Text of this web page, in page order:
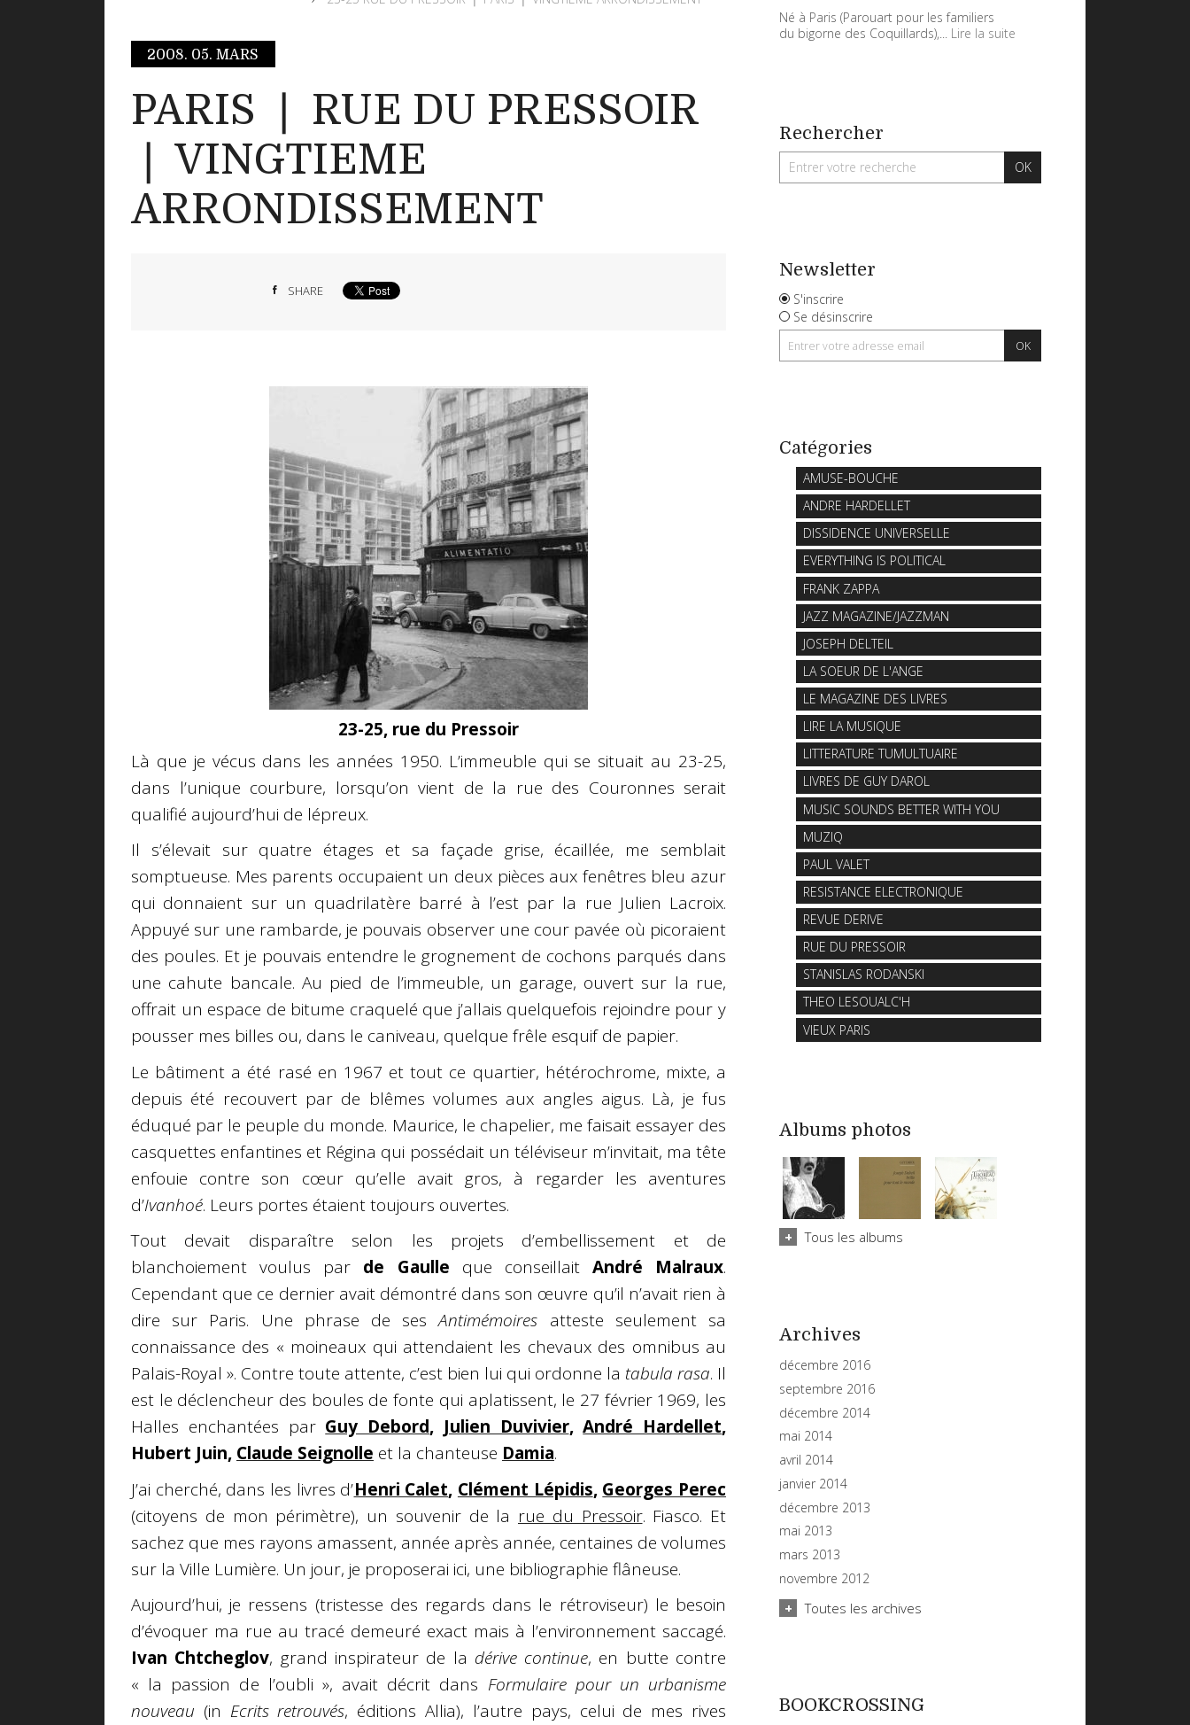
2008. 05. MARS
PARIS ❘ RUE DU PRESSOIR
❘ VINGTIEME
ARRONDISSEMENT
SHARE
23-25, rue du Pressoir
Là que je vécus dans les années 1950. L’immeuble qui se situait au 23-25,
dans l’unique courbure, lorsqu’on vient de la rue des Couronnes serait
qualifié aujourd’hui de lépreux.
Il s’élevait sur quatre étages et sa façade grise, écaillée, me semblait
somptueuse. Mes parents occupaient un deux pièces aux fenêtres bleu azur
qui donnaient sur un quadrilatère barré à l’est par la rue Julien Lacroix.
Appuyé sur une rambarde, je pouvais observer une cour pavée où picoraient
des poules. Et je pouvais entendre le grognement de cochons parqués dans
une cahute bancale. Au pied de l’immeuble, un garage, ouvert sur la rue,
offrait un espace de bitume craquelé que j’allais quelquefois rejoindre pour y
pousser mes billes ou, dans le caniveau, quelque frêle esquif de papier.
Le bâtiment a été rasé en 1967 et tout ce quartier, hétérochrome, mixte, a
depuis été recouvert par de blêmes volumes aux angles aigus. Là, je fus
éduqué par le peuple du monde. Maurice, le chapelier, me faisait essayer des
casquettes enfantines et Régina qui possédait un téléviseur m’invitait, ma tête
enfouie contre son cœur qu’elle avait gros, à regarder les aventures
d’Ivanhoé. Leurs portes étaient toujours ouvertes.
Tout devait disparaître selon les projets d’embellissement et de
blanchoiement voulus par de Gaulle que conseillait André Malraux.
Cependant que ce dernier avait démontré dans son œuvre qu’il n’avait rien à
dire sur Paris. Une phrase de ses Antimémoires atteste seulement sa
connaissance des « moineaux qui attendaient les chevaux des omnibus au
Palais-Royal ». Contre toute attente, c’est bien lui qui ordonne la tabula rasa. Il
est le déclencheur des boules de fonte qui aplatissent, le 27 février 1969, les
Halles enchantées par Guy Debord, Julien Duvivier, André Hardellet,
Hubert Juin, Claude Seignolle et la chanteuse Damia.
J’ai cherché, dans les livres d’Henri Calet, Clément Lépidis, Georges Perec
(citoyens de mon périmètre), un souvenir de la rue du Pressoir. Fiasco. Et
sachez que mes rayons amassent, année après année, centaines de volumes
sur la Ville Lumière. Un jour, je proposerai ici, une bibliographie flâneuse.
Aujourd’hui, je ressens (tristesse des regards dans le rétroviseur) le besoin
d’évoquer ma rue au tracé demeuré exact mais à l’environnement saccagé.
Ivan Chtcheglov, grand inspirateur de la dérive continue, en butte contre
« la passion de l’oubli », avait décrit dans Formulaire pour un urbanisme
nouveau (in Ecrits retrouvés, éditions Allia), l’autre pays, celui de mes rives
Né à Paris (Parouart pour les familiers
du bigorne des Coquillards),... Lire la suite
Rechercher
Newsletter
S'inscrire
Se désinscrire
Catégories
AMUSE-BOUCHE
ANDRE HARDELLET
DISSIDENCE UNIVERSELLE
EVERYTHING IS POLITICAL
FRANK ZAPPA
JAZZ MAGAZINE/JAZZMAN
JOSEPH DELTEIL
LA SOEUR DE L'ANGE
LE MAGAZINE DES LIVRES
LIRE LA MUSIQUE
LITTERATURE TUMULTUAIRE
LIVRES DE GUY DAROL
MUSIC SOUNDS BETTER WITH YOU
MUZIQ
PAUL VALET
RESISTANCE ELECTRONIQUE
REVUE DERIVE
RUE DU PRESSOIR
STANISLAS RODANSKI
THEO LESOUALC'H
VIEUX PARIS
Albums photos
Tous les albums
Archives
décembre 2016
septembre 2016
décembre 2014
mai 2014
avril 2014
janvier 2014
décembre 2013
mai 2013
mars 2013
novembre 2012
Toutes les archives
BOOKCROSSING